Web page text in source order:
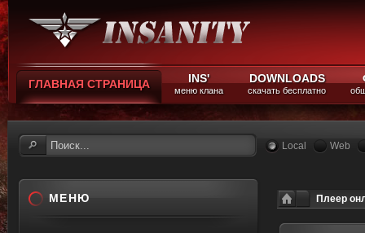
ГЛАВНАЯ СТРАНИЦА INS'
меню клана
DOWNLOADS
скачать бесплатно
Local Web
Плеер
МЕНЮ